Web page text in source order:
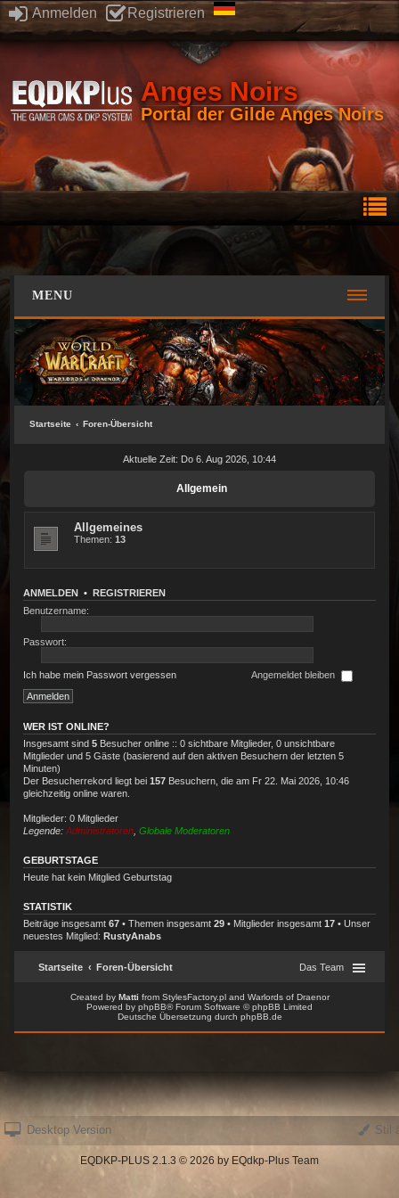
Anmelden Registrieren
Anges Noirs
Portal der Gilde Anges Noirs
Desktop Version Stil
EQDKP-PLUS 2.1.3 © 2026 by EQdkp-Plus Team